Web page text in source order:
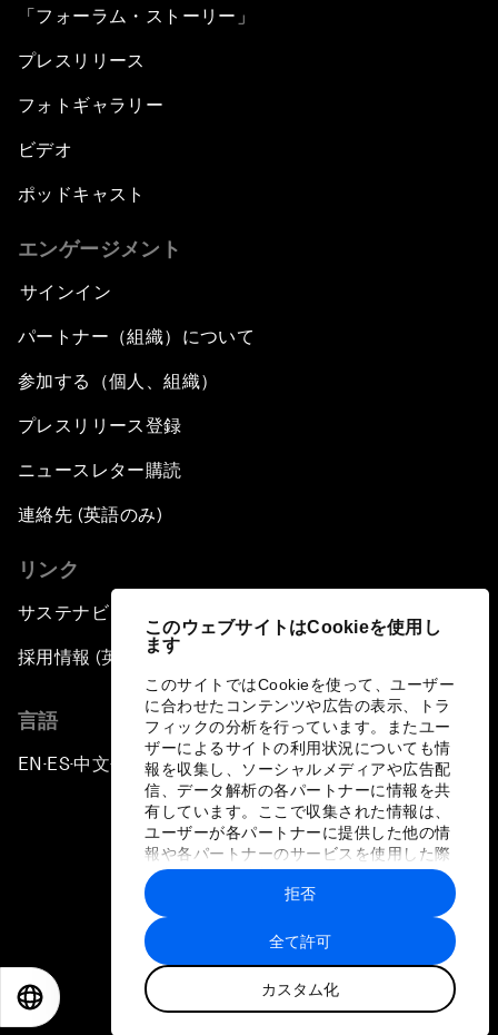
このウェブサイトはCookieを使用し
ます
このサイトではCookieを使って、ユーザー
に合わせたコンテンツや広告の表示、トラ
フィックの分析を行っています。またユー
ザーによるサイトの利用状況についても情
報を収集し、ソーシャルメディアや広告配
信、データ解析の各パートナーに情報を共
有しています。ここで収集された情報は、
ユーザーが各パートナーに提供した他の情
報や各パートナーのサービスを使用した際
に収集された情報と組み合わされ、各パー
トナーによって使用されることがありま
す。
全て許可
カスタム化
拒否
「フォーラム・ストーリー」
プレスリリース
フォトギャラリー
ビデオ
ポッドキャスト
エンゲージメント
サインイン
パートナー（組織）について
参加する（個人、組織）
プレスリリース登録
ニュースレター購読
連絡先 (英語のみ)
リンク
サステナビリティへの取り組み
採用情報 (英語のみ)
言語
EN ▪ES▪中文▪ 日本語
プライバシーポリシーと利用規約
サイトマップ
©
世界経済フォーラム